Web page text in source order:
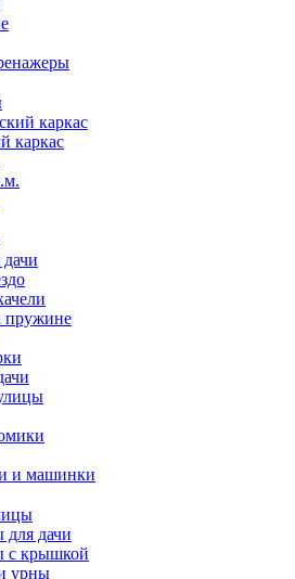
каркас
каркас
пружине
и машинки
дачи
с крышкой
урны